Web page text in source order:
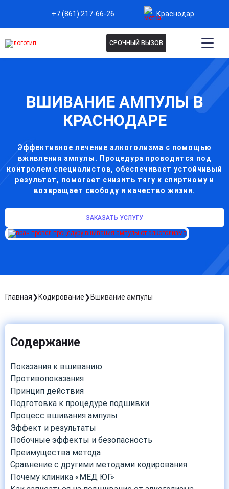
+7 (861) 217-66-26 Краснодар
СРОЧНЫЙ ВЫЗОВ
ВШИВАНИЕ АМПУЛЫ В
КРАСНОДАРЕ
Эффективное лечение алкоголизма с помощью
вживления ампулы. Процедура проводится под
контролем специалистов, обеспечивает устойчивый
результат, помогает снизить тягу к спиртному и
возвращает свободу и качество жизни.
ЗАКАЗАТЬ УСЛУГУ
Главная Кодирование Вшивание ампулы
Содержание
Показания к вшиванию
Противопоказания
Принцип действия
Подготовка к процедуре подшивки
Процесс вшивания ампулы
Эффект и результаты
Побочные эффекты и безопасность
Преимущества метода
Сравнение с другими методами кодирования
Почему клиника «МЕД ЮГ»